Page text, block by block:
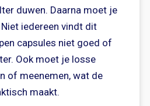
duwen. Daarna moet je
iedereen vindt dit
capsules niet goed of
Ook moet je losse
of meenemen, wat de
maakt.